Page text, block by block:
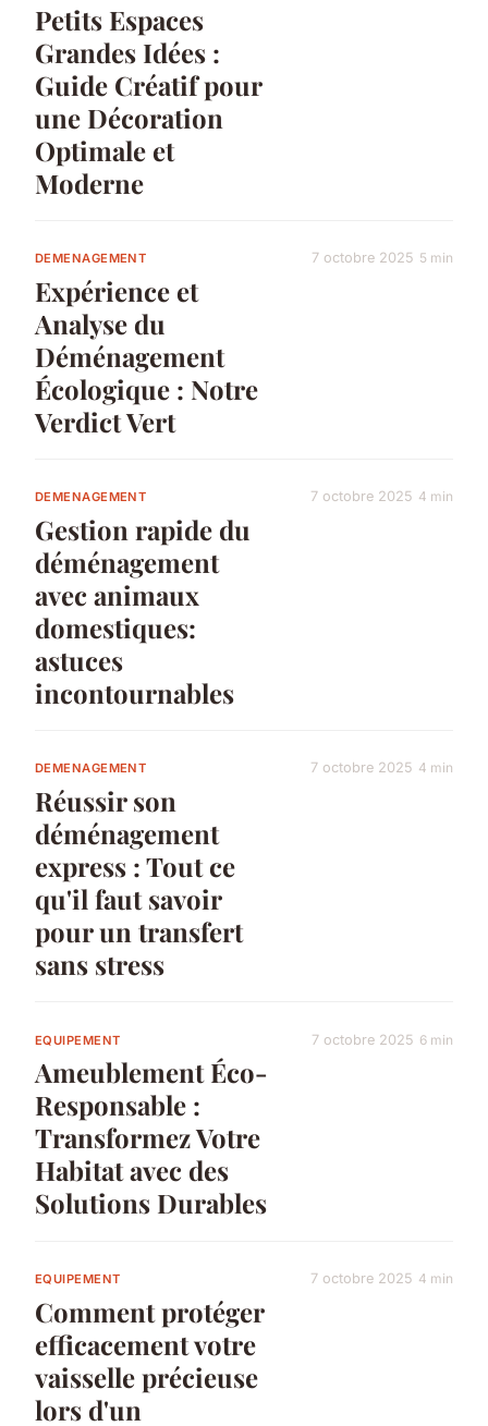
Petits Espaces
Grandes Idées :
Guide Créatif pour
une Décoration
Optimale et
Moderne
DEMENAGEMENT
Expérience et
Analyse du
Déménagement
Écologique : Notre
Verdict Vert
7 octobre 2025 5 min
DEMENAGEMENT
Gestion rapide du
déménagement
avec animaux
domestiques:
astuces
incontournables
7 octobre 2025 4 min
DEMENAGEMENT
Réussir son
déménagement
express : Tout ce
qu'il faut savoir
pour un transfert
sans stress
7 octobre 2025 4 min
EQUIPEMENT
Ameublement Éco-
Responsable :
Transformez Votre
Habitat avec des
Solutions Durables
7 octobre 2025 6 min
EQUIPEMENT
Comment protéger
efficacement votre
vaisselle précieuse
lors d'un
7 octobre 2025 4 min